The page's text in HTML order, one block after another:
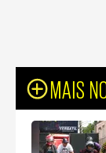
MAIS